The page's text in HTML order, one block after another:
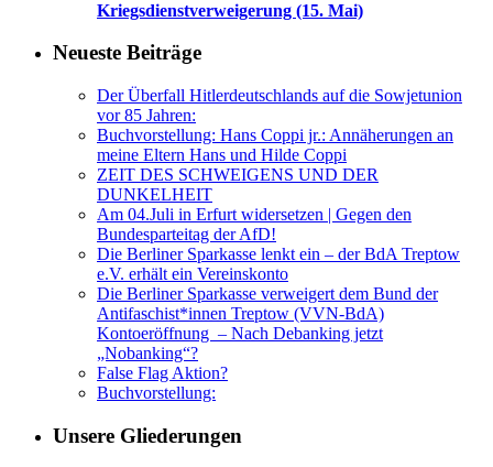
Kriegsdienstverweigerung (15. Mai)
Neueste Beiträge
Der Überfall Hitlerdeutschlands auf die Sowjetunion
vor 85 Jahren:
Buchvorstellung: Hans Coppi jr.: Annäherungen an
meine Eltern Hans und Hilde Coppi
ZEIT DES SCHWEIGENS UND DER
DUNKELHEIT
Am 04.Juli in Erfurt widersetzen | Gegen den
Bundesparteitag der AfD!
Die Berliner Sparkasse lenkt ein – der BdA Treptow
e.V. erhält ein Vereinskonto
Die Berliner Sparkasse verweigert dem Bund der
Antifaschist*innen Treptow (VVN-BdA)
Kontoeröffnung – Nach Debanking jetzt
„Nobanking“?
False Flag Aktion?
Buchvorstellung:
Unsere Gliederungen